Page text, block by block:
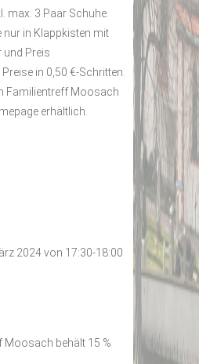
max. 3 Paar Schuhe.
nur in Klappkisten mit
und Preis
in 0,50 €-Schritten.
Familientreff Moosach
erhältlich.
2024 von 17:30-18:00
Moosach behält 15 %